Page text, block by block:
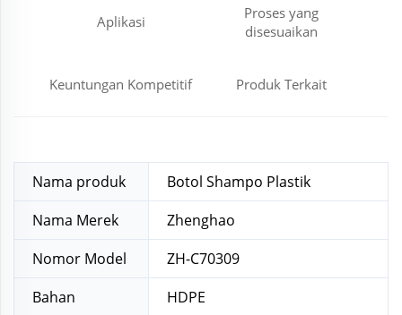
Aplikasi
Proses yang
disesuaikan
Keuntungan Kompetitif Produk Terkait
Nama produk
Botol Shampo Plastik
Nama Merek
Zhenghao
Nomor Model
ZH-C70309
Bahan
HDPE